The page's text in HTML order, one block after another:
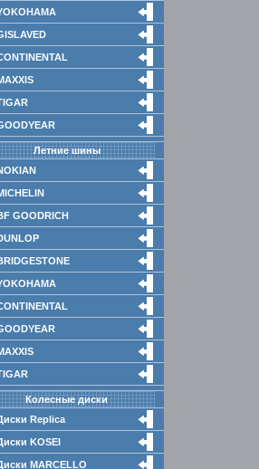
Летние шины
GOODRICH
Колесные диски
Replica
KOSEI
MARCELLO